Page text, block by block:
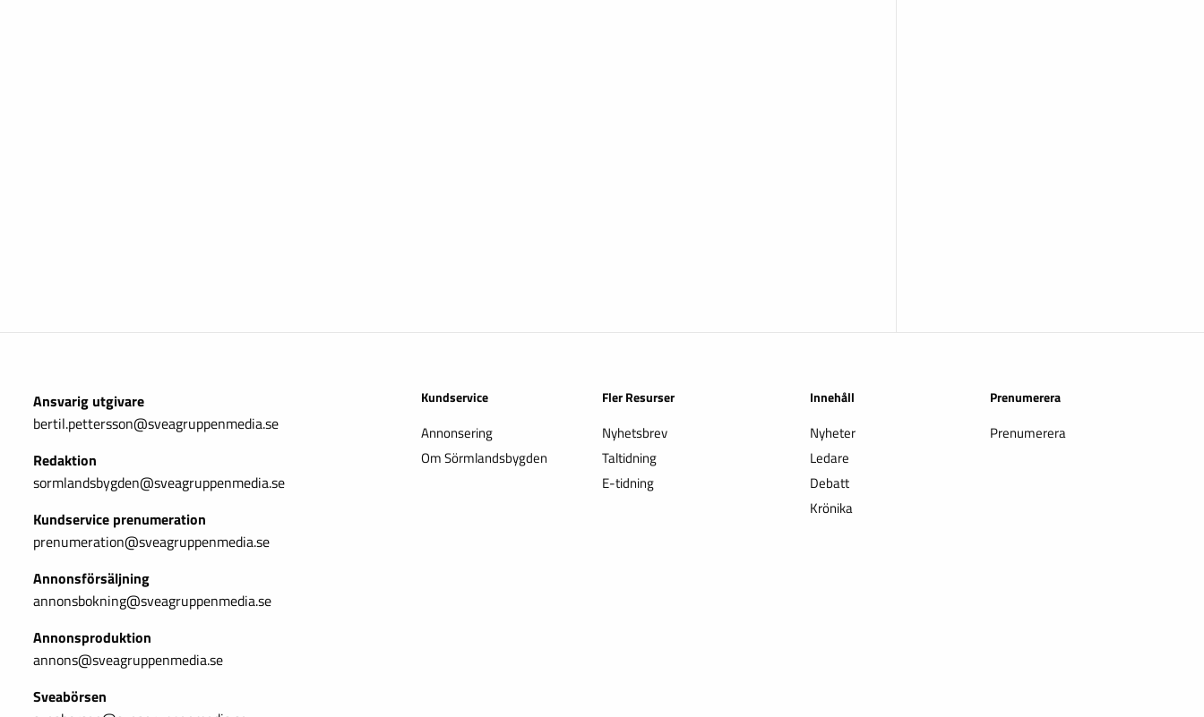
Ansvarig utgivare
bertil.pettersson@sveagruppenmedia.se
Redaktion
sormlandsbygden@sveagruppenmedia.se
Kundservice prenumeration
prenumeration@sveagruppenmedia.se
Annonsförsäljning
annonsbokning@sveagruppenmedia.se
Annonsproduktion
annons@sveagruppenmedia.se
Sveabörsen
Kundservice
Annonsering
Om Sörmlandsbygden
Fler Resurser
Nyhetsbrev
Taltidning
E-tidning
Innehåll
Nyheter
Ledare
Debatt
Krönika
Prenumerera
Prenumerera